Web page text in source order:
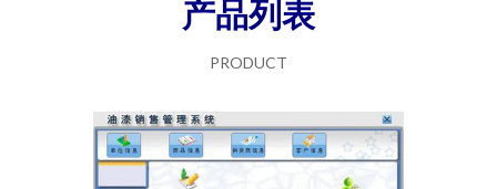
产品列表
PRODUCT